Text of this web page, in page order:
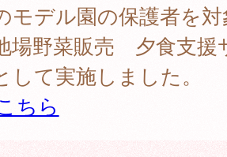
モデル園の保護者を
場野菜販売 夕食支援
して実施しました。
ちら